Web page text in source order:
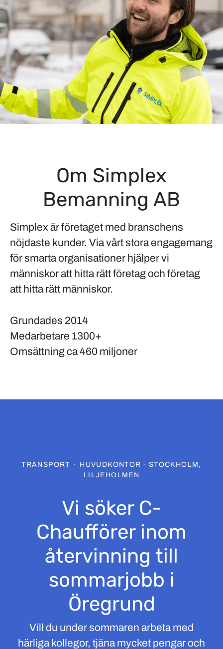
Om Simplex
Bemanning AB
Simplex är företaget med branschens
nöjdaste kunder. Via vårt stora engagemang
för smarta organisationer hjälper vi
människor att hitta rätt företag och företag
att hitta rätt människor.
Grundades 2014
Medarbetare 1300+
Omsättningca 460 miljoner
TRANSPORT ·
HUVUDKONTOR - STOCKHOLM,
LILJEHOLMEN
Vi söker C-
Chaufförer inom
återvinning till
sommarjobb i
Öregrund
Vill du under sommaren arbeta med
härliga kollegor, tjäna mycket pengar och